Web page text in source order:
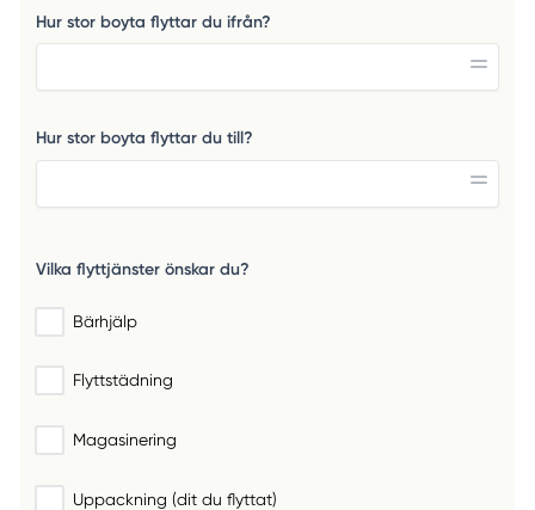
Hur stor boyta flyttar du ifrån?
Hur stor boyta flyttar du till?
Vilka flyttjänster önskar du?
Bärhjälp
Flyttstädning
Magasinering
Uppackning (dit du flyttat)